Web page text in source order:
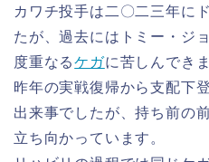
カワチ投手は二〇二三年に
たが、過去にはトミー・ジ
度重なるケガに苦しんでき
昨年の実戦復帰から支配下
出来事でしたが、持ち前の
立ち向かっています。